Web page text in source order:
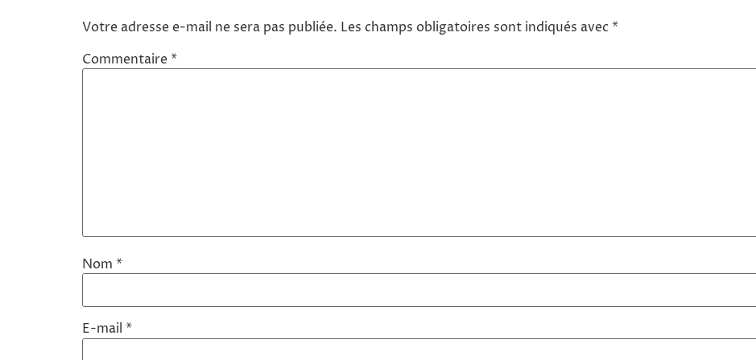
Votre adresse e-mail ne sera pas publiée. Les champs obligatoires sont indiqués avec*
Commentaire*
Nom *
E-mail *